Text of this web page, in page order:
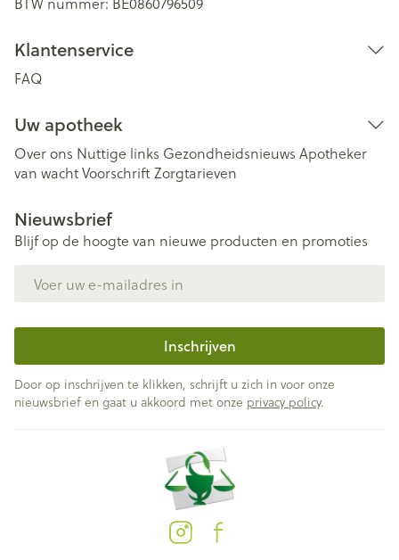
Klantenservice
FAQ
Uw apotheek
Over ons Nuttige links Gezondheidsnieuws Apotheker
van wachtVoorschriftZorgtarieven
Nieuwsbrief
Blijf op de hoogte van nieuwe producten en promoties
Inschrijven
Door op inschrijven te klikken, schrijft u zich in voor onze
nieuwsbrief en gaat u akkoord met onze privacy policy.